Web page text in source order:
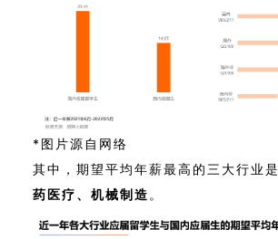
*图片源自网络
其中，期望平均年薪最高的三大行业是
药医疗、机械制造 。